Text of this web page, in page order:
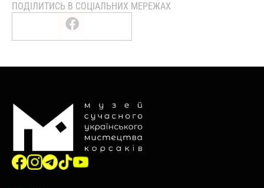
ПОДІЛИТИСЬ В СОЦІАЛЬНИХ МЕРЕЖАХ